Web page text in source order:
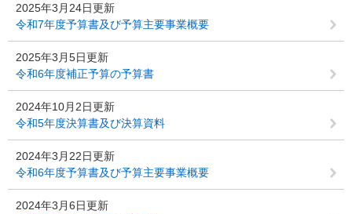
2025年3月24日更新
令和7年度予算書及び予算主要事業概要
2025年3月5日更新
令和6年度補正予算の予算書
2024年10月2日更新
令和5年度決算書及び決算資料
2024年3月22日更新
令和6年度予算書及び予算主要事業概要
2024年3月6日更新